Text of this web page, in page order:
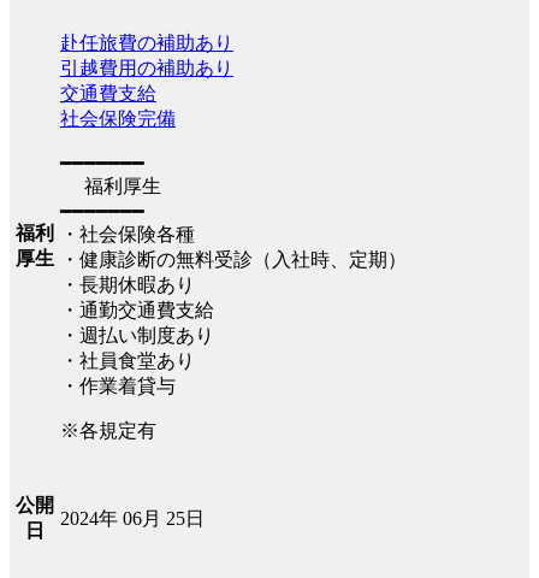
福利
厚生
赴任旅費の補助あり
引越費用の補助あり
交通費支給
社会保険完備
━━━━━━━
福利厚生
━━━━━━━
・社会保険各種
・健康診断の無料受診（入社時、定期）
・長期休暇あり
・通勤交通費支給
・週払い制度あり
・社員食堂あり
・作業着貸与
※各規定有
公開
日
2024年 06月 25日